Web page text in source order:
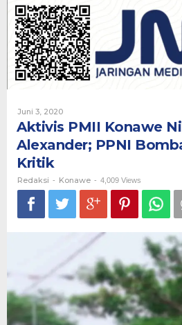
Alexander;
Bombana
Jangan
Anti
Juni 3, 2020Oleh
Aktivis PMII Konawe
Alexander; PPNI
Kritik
Redaksi - Konawe - 4,009 Views